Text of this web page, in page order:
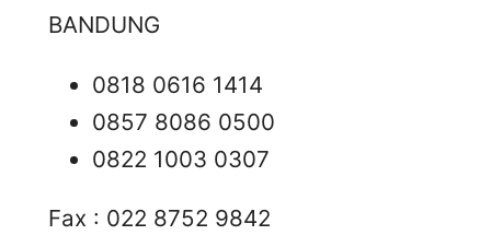
BANDUNG
0818 0616 1414
0857 8086 0500
0822 1003 0307
Fax : 022 8752 9842